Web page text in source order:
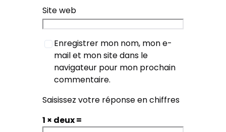
Site web
Enregistrer mon nom, mon e-
mail et mon site dans le
navigateur pour mon prochain
commentaire.
Saisissez votre réponse en chiffres
1 × deux =